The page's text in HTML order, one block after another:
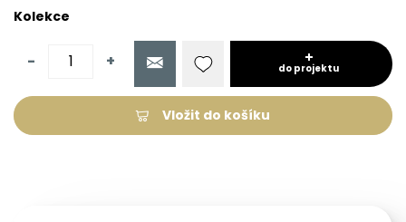
Kolekce
- +
Vložit do košíku
do projektu